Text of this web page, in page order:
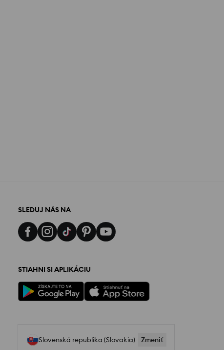
SLEDUJ NÁS NA
STIAHNI SI APLIKÁCIU
Slovenská republika (Slovakia) Zmeniť